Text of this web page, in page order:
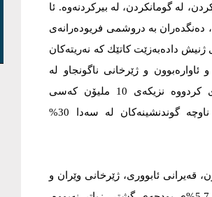
لە گومانکردن، لە بیرکردنەوە. ئا
دەنگدەران بە دروشمی فریودەرانەی
ژنیش دادەبەزێت کاتێك کە نەریتەکان
منداڵ بەهۆی هەژاری و ئاوارەبوون و ژێرخانی ناگونجاو لە
قوتابخانە دوورکەوتوونەتەوە. سەندیکای مامۆستایان (لە ئاداری 2025دا) مەزەندەی کردووە نزیکەی 10 ملیۆن کەسی
نەخوێندەوار هەن- واتە؛ چارەکێکی دانیشتووانی عێراق. ڕێژەی نەخوێندەواری لە ناوچە گوندنشینەکان لە سەدا 30%
قەیرانی ئابووری، ژێرخانی وێران و